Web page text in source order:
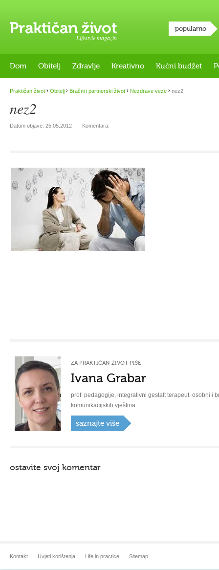
Lifestyle magazin
popularno
Dom Obitelj Zdravlje Kreativno Kućni budžet
Praktičan život › Obitelj › Bračni i partnerski život › Nezdrave veze › nez2
nez2
Datum objave: 25.05.2012 Komentara:
ZA PRAKTIČAN ŽIVOT PIŠE
Ivana Grabar
prof. pedagogije, integrativni gestalt terapeut, osobni i
komunikacijskih vještina
saznajte više
ostavite svoj komentar
Kontakt Uvjeti korištenja Life in practice Sitemap